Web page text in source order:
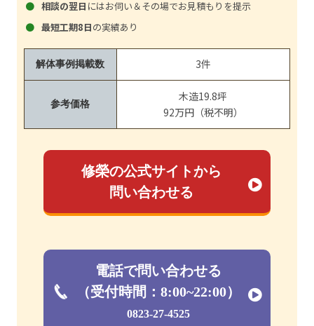
相談の翌日 にはお伺い＆その場でお見積もりを提示
最短工期8日の実績あり
解体事例掲載数 3件
参考価格
木造19.8坪
92万円（税不明）
修榮の公式サイトから
問い合わせる
電話で問い合わせる
（受付時間：8:00~22:00）
0823-27-4525